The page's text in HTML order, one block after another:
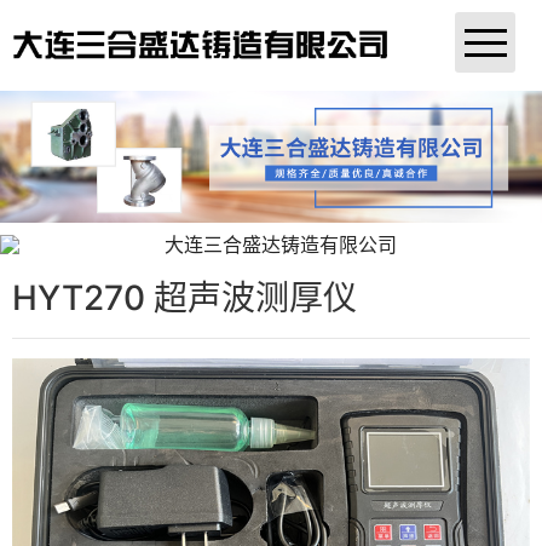
网站首页
公司简介
产品展示
资质证书
客户案例
联系我们
HYT270 超声波测厚仪